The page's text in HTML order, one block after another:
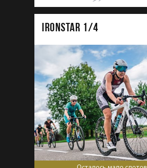
IRONSTAR 1/4